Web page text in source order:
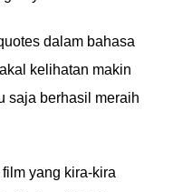
dalam bahasa
kelihatan makin
saja berhasil meraih
yang kira-kira